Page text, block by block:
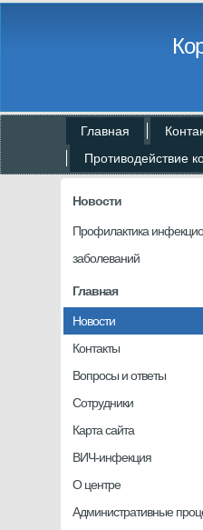
Главная
Противодействие
Новости
Профилактика
заболеваний
Главная
Новости
Контакты
Вопросы и ответы
Сотрудники
Карта сайта
ВИЧ-инфекция
О центре
Административные